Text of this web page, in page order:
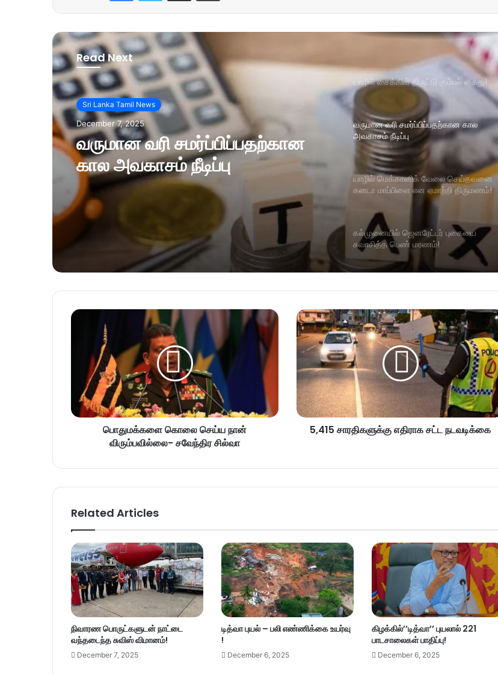
Read Next
Sri Lanka Tamil News
December 7, 2025
யாழில் மெக்கானிக் வேலை
செய்தவனை கனடா மாப்பிளை என
ஏமாற்றி திருமணம்!
யாழில் சைக்கிள் திருட்டு கும்பல் கைது!
வருமான வரி சமர்ப்பிப்பதற்கான கால
அவகாசம் நீடிப்பு
யாழில் மெக்கானிக் வேலை செய்தவனை
கனடா மாப்பிளை என ஏமாற்றி திருமணம்!
கல்முனையில் ஜெனரேட்டர் புகையை
சுவாசித்த பெண் மரணம்!
பொதுமக்களை கொலை செய்ய நான்
விரும்பவில்லை- சவேந்திர சில்வா
5,415 சாரதிகளுக்கு எதிராக சட்ட நடவடிக்கை
Related Articles
நிவாரண பொருட்களுடன் நாட்டை
வந்தடைந்த சுவிஸ் விமானம்!
December 7, 2025
டித்வா புயல் – பலி எண்ணிக்கை உயர்வு
!
December 6, 2025
கிழக்கில்’’டித்வா’’ புயலால் 221
பாடசாலைகள் பாதிப்பு!
December 6, 2025